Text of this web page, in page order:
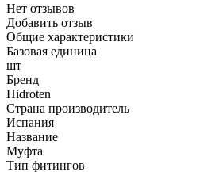
Нет отзывов
Добавить отзыв
Общие характеристики
Базовая единица
шт
Бренд
Hidroten
Страна производитель
Испания
Название
Муфта
Тип фитингов